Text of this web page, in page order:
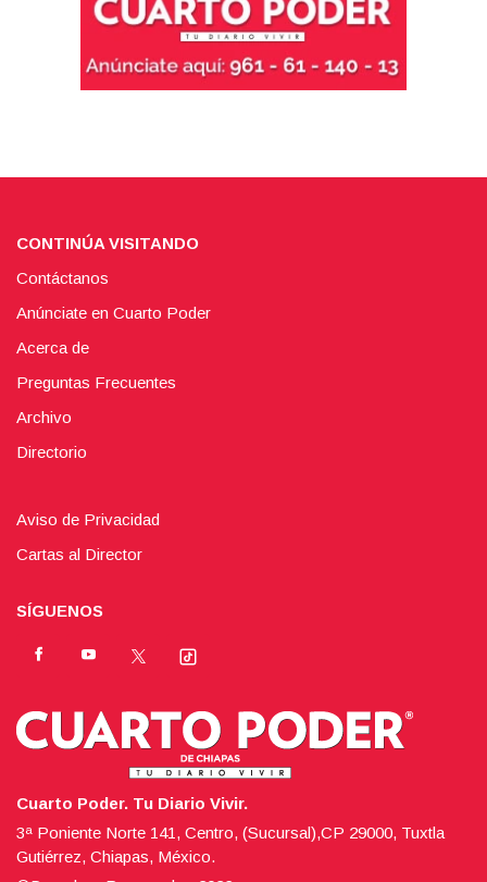
CONTINÚA VISITANDO
Contáctanos
Anúnciate en Cuarto Poder
Acerca de
Preguntas Frecuentes
Archivo
Directorio
Aviso de Privacidad
Cartas al Director
SÍGUENOS
Cuarto Poder. Tu Diario Vivir.
3ª Poniente Norte 141, Centro, (Sucursal),CP 29000, Tuxtla
Gutiérrez, Chiapas, México.